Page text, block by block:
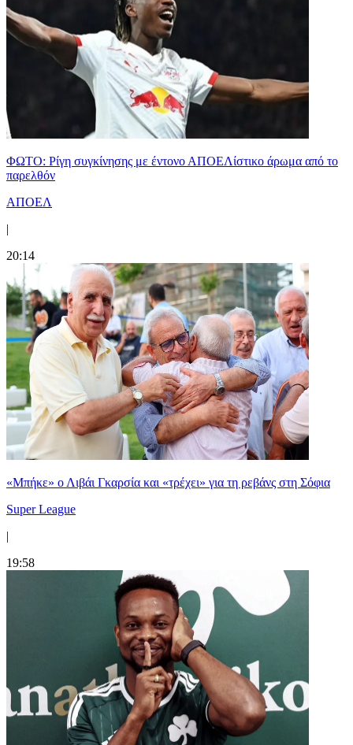
ΦΩΤΟ: Ρίγη συγκίνησης με έντονο ΑΠΟΕΛίστικο άρωμα από το
παρελθόν
ΑΠΟΕΛ
|
20:14
«Μπήκε» ο Λιβάι Γκαρσία και «τρέχει» για τη ρεβάνς στη Σόφια
Super League
|
19:58